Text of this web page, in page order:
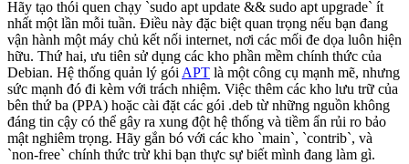
Hãy tạo thói quen chạy `sudo apt update && sudo apt upgrade` ít
nhất một lần mỗi tuần. Điều này đặc biệt quan trọng nếu bạn đang
vận hành một máy chủ kết nối internet, nơi các mối đe dọa luôn hiện
hữu. Thứ hai, ưu tiên sử dụng các kho phần mềm chính thức của
Debian. Hệ thống quản lý góiAPT là một công cụ mạnh mẽ, nhưng
sức mạnh đó đi kèm với trách nhiệm. Việc thêm các kho lưu trữ của
bên thứ ba (PPA) hoặc cài đặt các gói .deb từ những nguồn không
đáng tin cậy có thể gây ra xung đột hệ thống và tiềm ẩn rủi ro bảo
mật nghiêm trọng. Hãy gắn bó với các kho `main`, `contrib`, và
`non-free` chính thức trừ khi bạn thực sự biết mình đang làm gì.